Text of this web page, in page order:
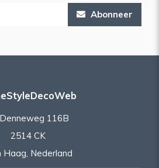
Abonneer
Denneweg 116B
2514 CK
Haag, Nederland